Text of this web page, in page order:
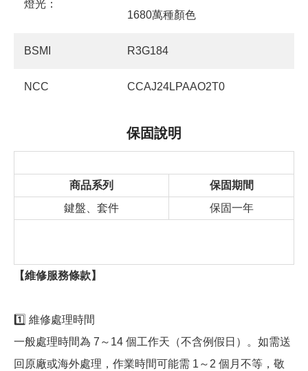
燈光：
1680萬種顏色
BSMI R3G184
NCC CCAJ24LPAAO2T0
保固說明
商品系列
保固期間
鍵盤、套件
保固一年
【維修服務條款】
1️⃣ 維修處理時間
一般處理時間為 7～14 個工作天（不含例假日）。如需送
回原廠或海外處理，作業時間可能需 1～2 個月不等，敬